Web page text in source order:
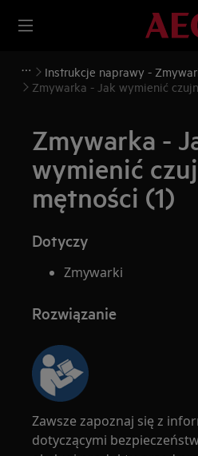
Instrukcje naprawy -
Zmywarka - Jak wymienić
Zmywarka -
wymienić
mętności (1)
Dotyczy
Zmywarki
Rozwiązanie
Zawsze zapoznaj się z
dotyczącymi